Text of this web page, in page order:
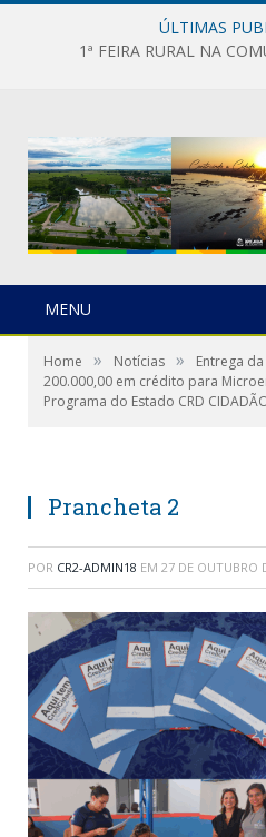
ÚLTIMAS
1ª FEIRA RURAL NA
MENU
Home » Notícias »
Entrega
200.000,00 em crédito para
Programa do Estado CRD
Prancheta 2
POR CR2-ADMIN18 EM 27 DE OUTUBRO